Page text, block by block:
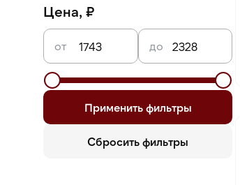
Вакуумная упаковка
Цена, ₽
от до
Применить фильтры
Сбросить фильтры